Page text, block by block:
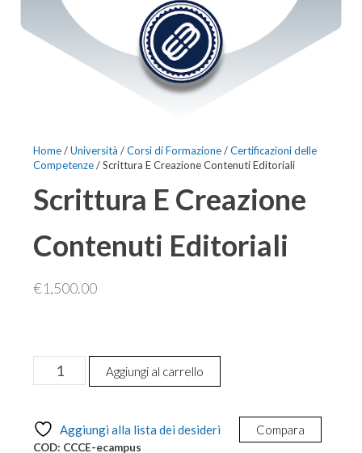
Home/Università /Corsi di Formazione/Certificazioni delle
Competenze/ Scrittura E Creazione Contenuti Editoriali
Scrittura E Creazione
Contenuti Editoriali
€1,500.00
Scrittura
E
Contenuti
Editoriali
Aggiungi al carrello
Aggiungi alla lista dei desideri Compara
COD: CCCE-ecampus